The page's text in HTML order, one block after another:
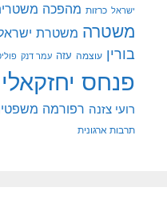
ישראל כרזות מהפכה
משטרה משטרת
בורין עוצמה עזה עמר דנק
פנחס יחזקאלי
רועי צזנה רפורמה
תרבות ארגונית